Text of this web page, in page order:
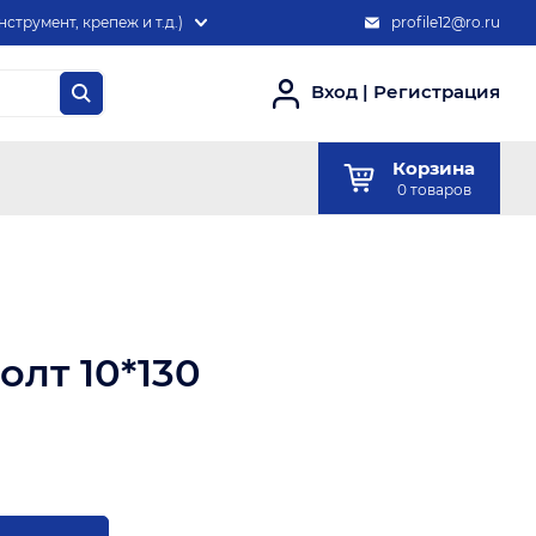
крепеж и т.д.) profile12@ro.ru
Вход | Регистрация
Корзина
0 товаров
10*130